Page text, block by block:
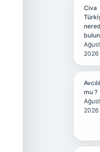
Civa
2026
mu ?
2026